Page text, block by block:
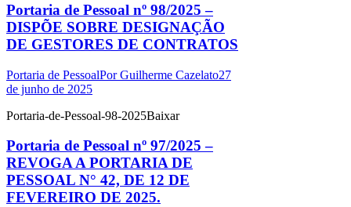
Portaria de Pessoal nº 98/2025 –
DISPÕE SOBRE DESIGNAÇÃO
DE GESTORES DE CONTRATOS
Portaria de PessoalPorGuilherme Cazelato27
de junho de 2025
Portaria-de-Pessoal-98-2025Baixar
Portaria de Pessoal nº 97/2025 –
REVOGA A PORTARIA DE
PESSOAL N° 42, DE 12 DE
FEVEREIRO DE 2025.